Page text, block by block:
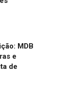
MDB
e
de